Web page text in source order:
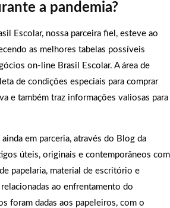
a pandemia?
Escolar, nossa parceira fiel, esteve ao
as melhores tabelas possíveis
on-line Brasil Escolar. A área de
de condições especiais para comprar
e também traz informações valiosas para
ainda em parceria, através do Blog da
úteis, originais e contemporâneos com
papelaria, material de escritório e
ao enfrentamento do
foram dadas aos papeleiros, com o